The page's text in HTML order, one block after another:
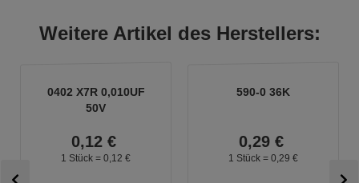
Weitere Artikel des Herstellers:
0402 X7R 0,010UF
50V
0,12 €
1 Stück = 0, 12 €
590-0 36K
0,29 €
1 Stück = 0, 29 €